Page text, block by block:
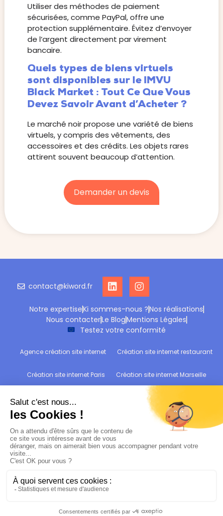
Utiliser des méthodes de paiement
sécurisées, comme PayPal, offre une
protection supplémentaire. Évitez d’envoyer
de l’argent directement par virement
bancaire.
Quels types de biens virtuels
sont disponibles sur le IMVU
Black Market : Tout Ce Que Vous
Devez Savoir Avant d’Acheter ?
Le marché noir propose une variété de biens
virtuels, y compris des vêtements, des
accessoires et des crédits. Les objets rares
attirent souvent beaucoup d’attention.
Demander un devis
contact@kiword.fr
Notre expertiseKi sommes-nous ?Nos réalisations
Nous contacterLe BlogMentions Légales
Testez votre conformité
Agence création site internet Création site internet restaurant
Création site internet Paris Création site internet Marseille
Création site internet Reims Création site internet Wittelsheim
Audit de conformité RGPD : Testez votre site !